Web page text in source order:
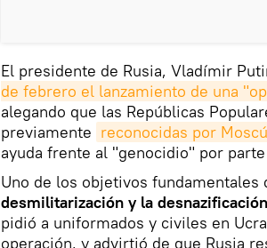
El presidente de Rusia, Vladímir
de febrero el lanzamiento de una
alegando que las Repúblicas
previamente reconocidas por
ayuda frente al "genocidio" por
Uno de los objetivos
desmilitarización y la
pidió a uniformados y civiles en
operación, y advirtió de que Rusia